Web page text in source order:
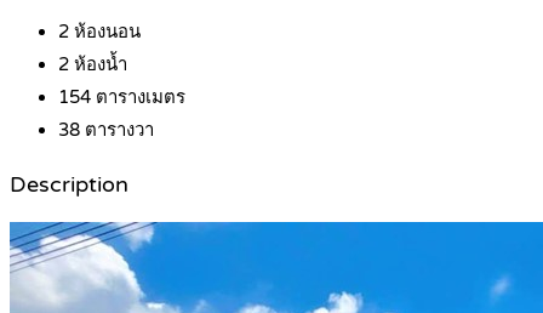
2 ห้องนอน
2 ห้องน้ำ
154 ตารางเมตร
38 ตารางวา
Description